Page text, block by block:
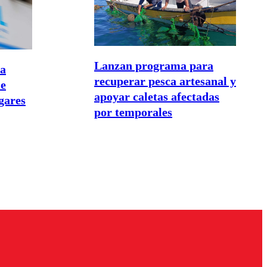
Lanzan programa para
recuperar pesca artesanal y
apoyar caletas afectadas
por temporales